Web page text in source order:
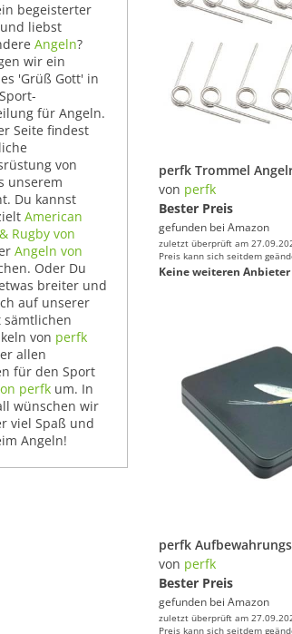
begeisterter
liebst
Angeln?
wir ein
'Grüß Gott' in
für Angeln.
Seite findest
von
unserem
Du kannst
American
Rugby von
Angeln von
Oder Du
breiter und
auf unserer
sämtlichen
von perfk
allen
für den Sport
perfk um. In
wünschen wir
viel Spaß und
Angeln!
von perfk
Bester Preis
gefunden bei Amazon
zuletzt überprüft am
Preis kann sich seitdem
Keine weiteren Anbieter
von perfk
Bester Preis
gefunden bei Amazon
zuletzt überprüft am
Preis kann sich seitdem